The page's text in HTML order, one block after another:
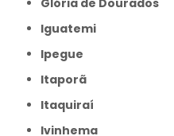
Iguatemi
Ipegue
Itaporã
Itaquiraí
Ivinhema